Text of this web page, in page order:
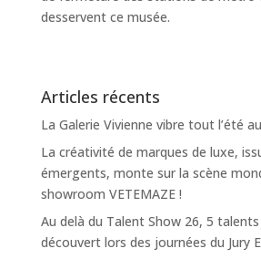
desservent ce musée.
Articles récents
La Galerie Vivienne vibre tout l’été
La créativité de marques de luxe,
émergents, monte sur la scène
showroom VETEMAZE !
Au delà du Talent Show 26, 5
découvert lors des journées du Jury